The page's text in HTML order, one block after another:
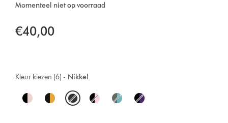
Momenteel niet op voorraad
€40,00
Nikkel
Kleur kiezen (6) -
O